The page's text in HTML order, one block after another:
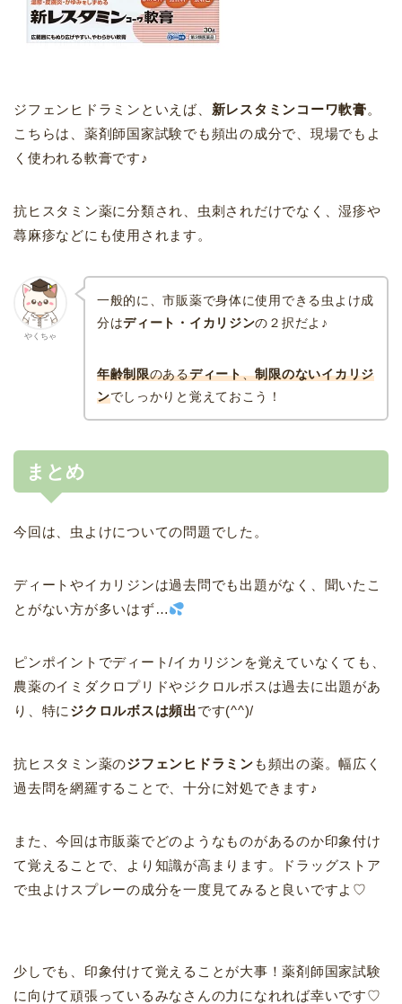
ジフェンヒドラミンといえば、 新レスタミンコーワ軟膏。
こちらは、薬剤師国家試験でも頻出の成分で、現場でもよ
く使われる軟膏です♪
抗ヒスタミン薬に分類され、虫刺されだけでなく、湿疹や
蕁麻疹などにも使用されます。
やくちゃ
一般的に、市販薬で身体に使用できる虫よけ成
分はディート・イカリジンの２択だよ♪
年齢制限のあるディート、制限のないイカリジ
ンでしっかりと覚えておこう！
まとめ
今回は、虫よけについての問題でした。
ディートやイカリジンは過去問でも出題がなく、聞いたこ
とがない方が多いはず…
ピンポイントでディート/イカリジンを覚えていなくても、
農薬のイミダクロプリドやジクロルボスは過去に出題があ
り、特に ジクロルボスは頻出です(^^)/
抗ヒスタミン薬のジフェンヒドラミンも頻出の薬。幅広く
過去問を網羅することで、十分に対処できます♪
また、今回は市販薬でどのようなものがあるのか印象付け
て覚えることで、より知識が高まります。ドラッグストア
で虫よけスプレーの成分を一度見てみると良いですよ♡
少しでも、印象付けて覚えることが大事！薬剤師国家試験
に向けて頑張っているみなさんの力になれれば幸いです♡